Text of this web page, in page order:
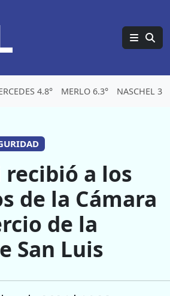
4.8° MERLO 6.3° NASCHEL
a los
de la Cámara
de la
San Luis